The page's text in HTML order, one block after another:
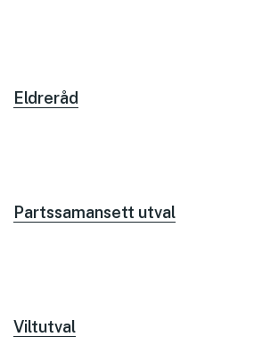
Eldreråd
Partssamansett utval
Viltutval